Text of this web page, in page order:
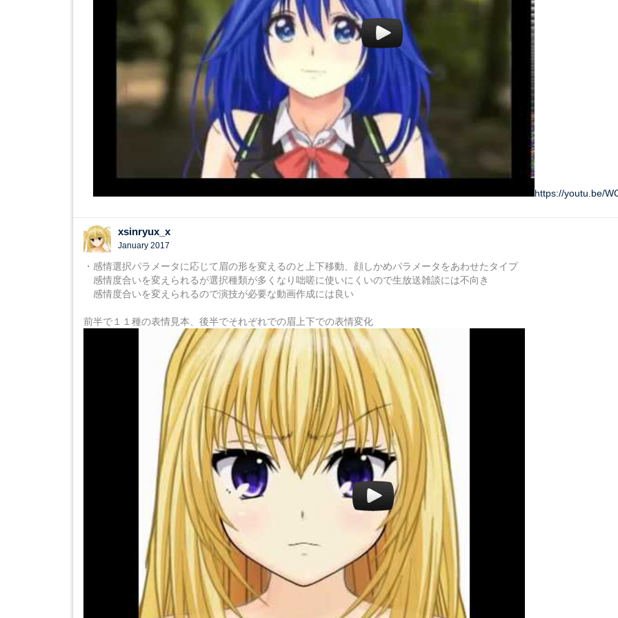
https://youtu.be/
xsinryux_x
January 2017
・感情選択パラメータに応じて眉の形を変えるのと上下移動、顔しかめパラメータをあわせたタイプ
感情度合いを変えられるが選択種類が多くなり咄嗟に使いにくいので生放送雑談には不向き
感情度合いを変えられるので演技が必要な動画作成には良い
前半で１１種の表情見本、後半でそれぞれでの眉上下での表情変化